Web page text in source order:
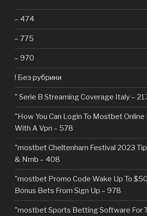
– 474
– 775
– 970
! Без рубрики
"️ Serie B Streaming Coverage Italy –
"How You Can Login To Mostbet Online
With A Vpn – 578
"mostbet Cheltenham Festival 2023
& Nrnb – 408
"mostbet Promo Code Wake Up To
Bonus Bets From Sign Up – 978
"‎mostbet Sports Betting Software For